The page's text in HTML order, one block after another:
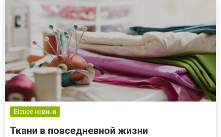
такого оборудовани...
Бізнес новини
Ткани в повседневной жизни